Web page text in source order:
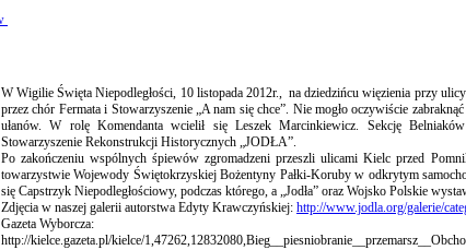
W Wigilie Święta Niepodległości, 10 listopada 2012r., na dziedzińcu więzienia przy
przez chór Fermata i Stowarzyszenie „A nam się chce”. Nie mogło oczywiście
ułanów. W rolę Komendanta wcielił się Leszek Marcinkiewicz. Sekcję
Stowarzyszenie Rekonstrukcji Historycznych „JODŁA”.
Po zakończeniu wspólnych śpiewów zgromadzeni przeszli ulicami Kielc przed
towarzystwie Wojewody Świętokrzyskiej Bożentyny Pałki-Koruby w odkrytym
się Capstrzyk Niepodległościowy, podczas którego, a „Jodła” oraz Wojsko Polskie
Zdjęcia w naszej galerii autorstwa Edyty Krawczyńskiej: http://www.jodla.org/galerie/
Gazeta Wyborcza:
http://kielce.gazeta.pl/kielce/